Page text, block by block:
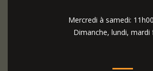
Mercredi à samedi:
Dimanche, lundi, mardi